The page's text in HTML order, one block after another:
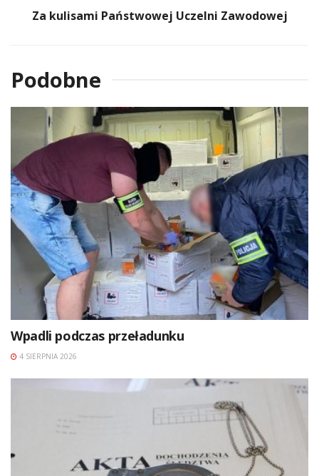
Za kulisami Państwowej Uczelni Zawodowej
Podobne
Wpadli podczas przeładunku
4 SIERPNIA 2026